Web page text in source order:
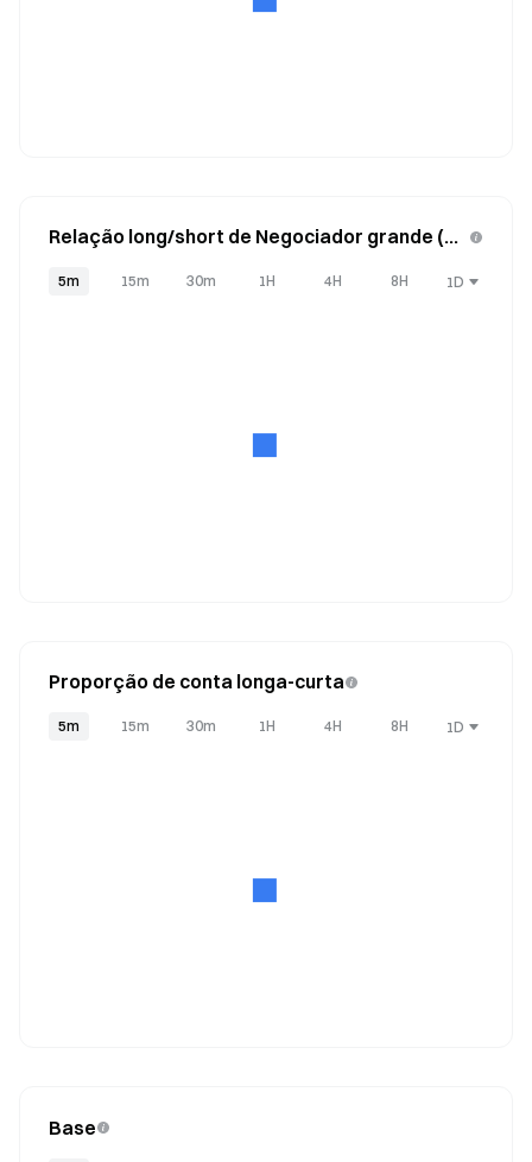
Relação long/short de Negociador grande (Po
5m 15m 30m 1H 4H 8H 1D
Proporção de conta longa-curta
5m 15m 30m 1H 4H 8H 1D
Base